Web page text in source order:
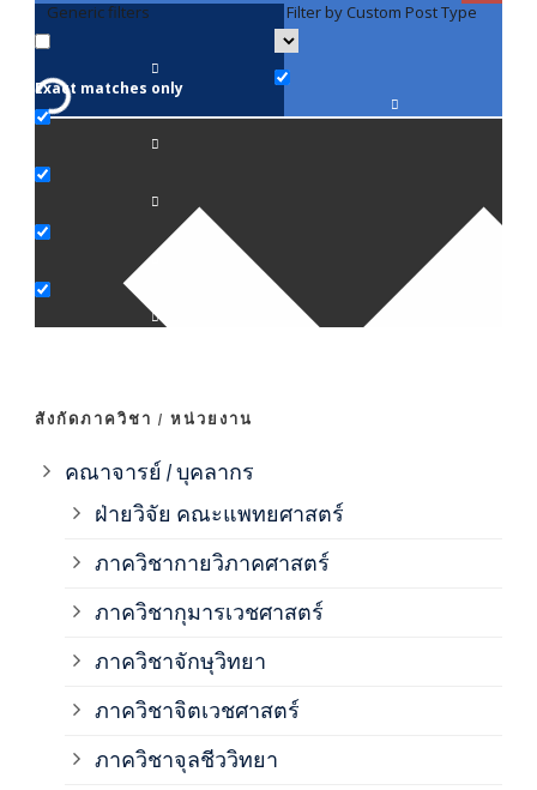
Generic filters
Exact matches only
Filter by Custom Post Type
สังกัดภาควิชา / หน่วยงาน
คณาจารย์ / บุคลากร
ฝ่ายวิจัย คณะแพทยศาสตร์
ภาควิชากายวิภาคศาสตร์
ภาควิชากุมารเวชศาสตร์
ภาควิชาจักษุวิทยา
ภาควิชาจิตเวชศาสตร์
ภาควิชาจุลชีววิทยา